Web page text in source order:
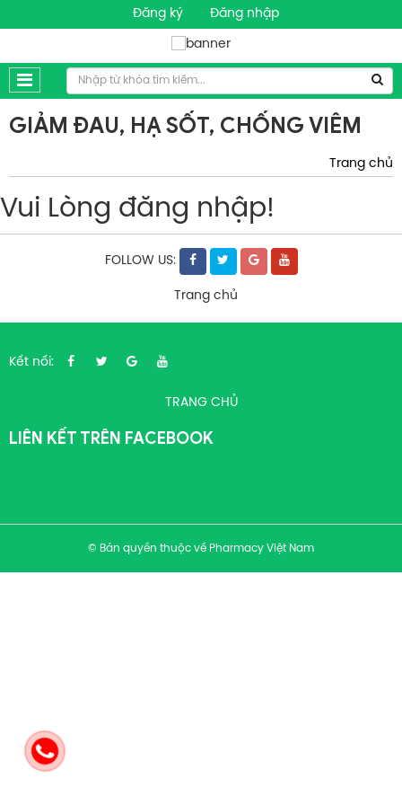
Đăng ký Đăng nhập
GIẢM ĐAU, HẠ SỐT, CHỐNG VIÊM
Trang chủ
Vui Lòng đăng nhập!
FOLLOW US:
Trang chủ
Kết nối:
TRANG CHỦ
LIÊN KẾT TRÊN FACEBOOK
© Bản quyền thuộc về Pharmacy Việt Nam